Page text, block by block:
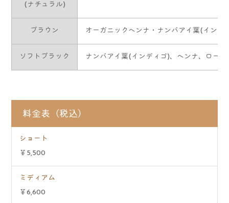
(ナチュラル)
ブラウン オーガニックヘンナ・ナンバアイ葉(イン
ソフトブラック ナンバアイ葉(インディゴ)、ヘンナ、ロー
料金表（税込）
ショート
￥5,500
ミディアム
￥6,600